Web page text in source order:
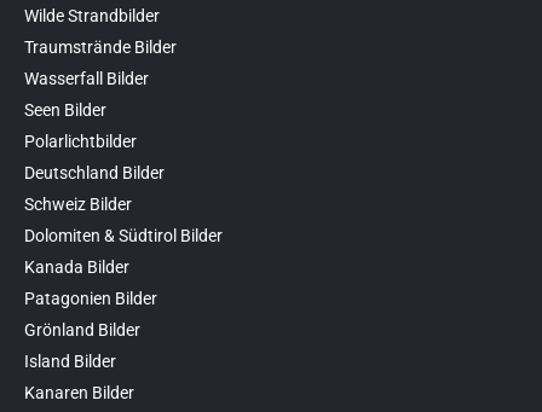
Wilde Strandbilder
Traumstrände Bilder
Wasserfall Bilder
Seen Bilder
Polarlichtbilder
Deutschland Bilder
Schweiz Bilder
Dolomiten & Südtirol Bilder
Kanada Bilder
Patagonien Bilder
Grönland Bilder
Island Bilder
Kanaren Bilder